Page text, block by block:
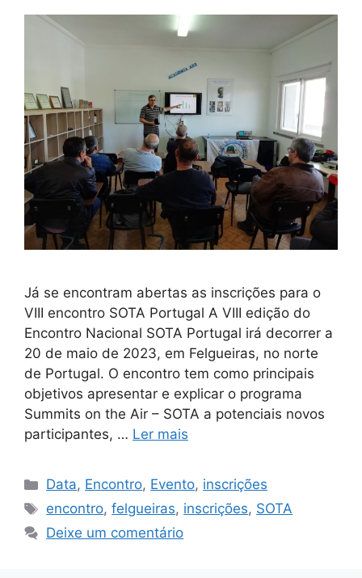
Já se encontram abertas as inscrições para o
VIII encontro SOTA Portugal A VIII edição do
Encontro Nacional SOTA Portugal irá decorrer a
20 de maio de 2023, em Felgueiras, no norte
de Portugal. O encontro tem como principais
objetivos apresentar e explicar o programa
Summits on the Air – SOTA a potenciais novos
participantes, … Ler mais
Categorias
Data, Encontro, Evento, inscrições
Etiquetas
encontro,felgueiras, inscrições, SOTA
Deixe um comentário